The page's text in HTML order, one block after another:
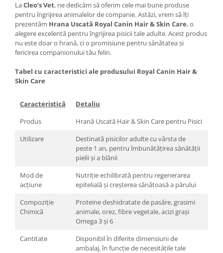
LaCleo’s Vet, ne dedicăm să oferim cele mai bune produse
pentru îngrijirea animalelor de companie. Astăzi, vrem să îți
prezentăm Hrana Uscată Royal Canin Hair & Skin Care, o
alegere excelentă pentru îngrijirea pisicii tale adulte. Acest produs
nu este doar o hrană, ci o promisiune pentru sănătatea și
fericirea companionului tău felin.
Tabel cu caracteristici ale produsului Royal Canin Hair &
Skin Care
Caracteristică
Detaliu
Produs
Hrană Uscată Hair & Skin Care pentru Pisici
Utilizare
Destinată pisicilor adulte cu vârsta de
peste 1 an, pentru îmbunătățirea sănătății
pielii și a blănii
Mod de
acțiune
Nutriție echilibrată pentru regenerarea
epitelială și creșterea sănătoasă a părului
Compoziție
Chimică
Proteine deshidratate de pasăre, grasimi
animale, orez, fibre vegetale, acizi grași
Omega 3 și 6
Cantitate
Disponibil în diferite dimensiuni de
ambalaj, în funcție de necesitățile tale